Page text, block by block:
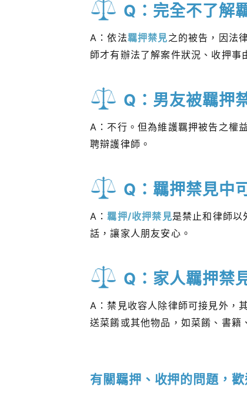
Q：完全不了解
A：依法羈押禁見之的被告，因法
師才有辦法了解案件狀況、收押事
Q：男友被羈押
A：不行。但為維護羈押被告之權
聘辯護律師。
Q：羈押禁見中
A：羈押/收押禁見是禁止和律師以
話，讓家人朋友安心。
Q：家人羈押禁
A：禁見收容人除律師可接見外，
送菜餚或其他物品，如菜餚、書籍
有關羈押、收押的問題，